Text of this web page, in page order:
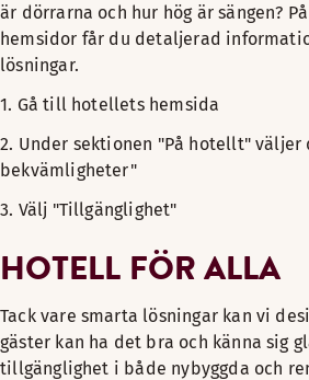
är dörrarna och hur hög är sängen?
hemsidor får du detaljerad
lösningar.
1. Gå till hotellets hemsida
2. Under sektionen "På hotellt" väljer
bekvämligheter"
3. Välj "Tillgänglighet"
HOTELL FÖR ALLA
Tack vare smarta lösningar kan vi
gäster kan ha det bra och känna sig
tillgänglighet i både nybyggda och